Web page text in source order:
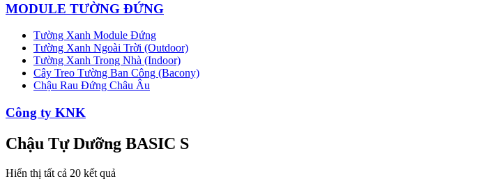
MODULE TƯỜNG ĐỨNG
Tường Xanh Module Đứng
Tường Xanh Ngoài Trời (Outdoor)
Tường Xanh Trong Nhà (Indoor)
Cây Treo Tường Ban Công (Bacony)
Chậu Rau Đứng Châu Âu
Công ty KNK
Chậu Tự Dưỡng BASIC S
Hiển thị tất cả 20 kết quả